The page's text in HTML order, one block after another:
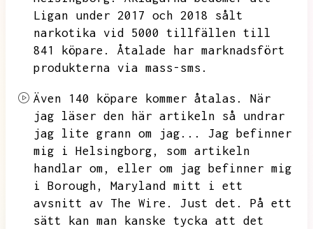
Ligan under 2017 och 2018 sålt
narkotika vid 5000 tillfällen till
841 köpare.
Åtalade har marknadsfört
produkterna via mass-sms.
Även 140 köpare kommer åtalas.
När
jag läser den här artikeln så undrar
jag lite grann om jag...
Jag befinner
mig i Helsingborg,
som artikeln
handlar om,
eller om jag befinner mig
i Borough,
Maryland mitt i ett
avsnitt av The Wire.
Just det.
På ett
sätt kan man kanske tycka att det